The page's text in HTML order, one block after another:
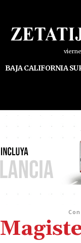
BAJA CALIFORNIA